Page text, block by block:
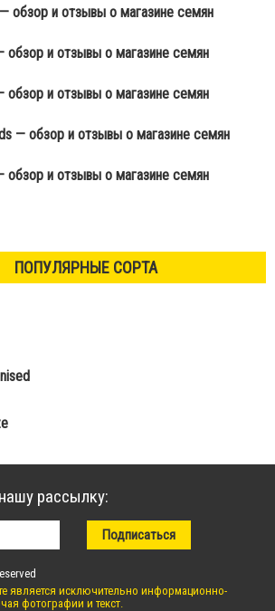
обзор и отзывы о магазине семян
обзор и отзывы о магазине семян
обзор и отзывы о магазине семян
— обзор и отзывы о магазине семян
обзор и отзывы о магазине семян
ПОПУЛЯРНЫЕ СОРТА
рассылку:
является исключительно информационно-
фотографии и текст.